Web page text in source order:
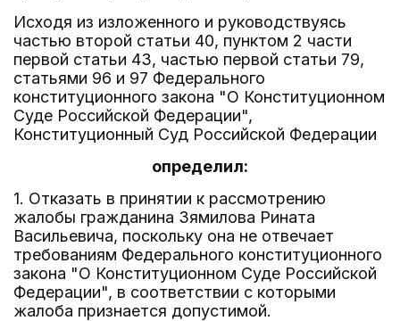
Исходя из изложенного и руководствуясь
частью второй статьи 40, пунктом 2 части
первой статьи 43, частью первой статьи 79,
статьями 96 и 97 Федерального
конституционного закона "О Конституционном
Суде Российской Федерации",
Конституционный Суд Российской Федерации
определил:
1. Отказать в принятии к рассмотрению
жалобы гражданина Зямилова Рината
Васильевича, поскольку она не отвечает
требованиям Федерального конституционного
закона "О Конституционном Суде Российской
Федерации", в соответствии с которыми
жалоба признается допустимой.